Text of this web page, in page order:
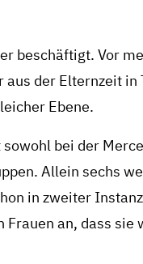
beschäftigt. Vor
der Elternzeit in
Ebene.
bei der
Allein sechs
in zweiter
an, dass sie